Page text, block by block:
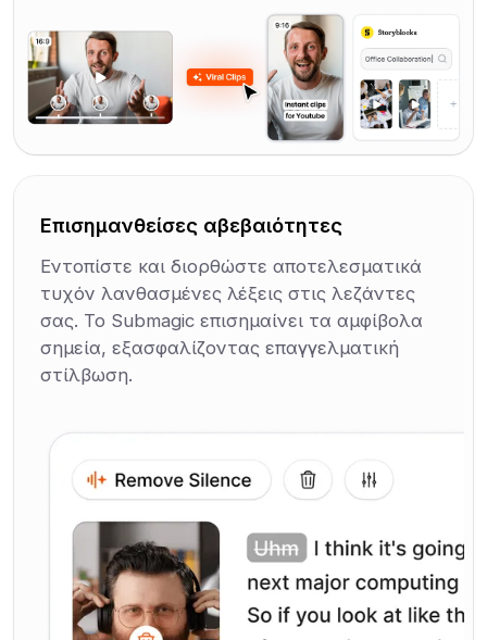
Επισημανθείσες αβεβαιότητες
Εντοπίστε και διορθώστε αποτελεσματικά
τυχόν λανθασμένες λέξεις στις λεζάντες
σας. Το Submagic επισημαίνει τα αμφίβολα
σημεία, εξασφαλίζοντας επαγγελματική
στίλβωση.